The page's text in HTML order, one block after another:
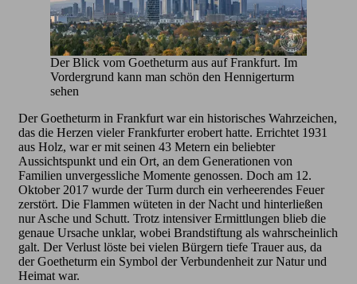
Der Blick vom Goetheturm aus auf Frankfurt. Im
Vordergrund kann man schön den Hennigerturm
sehen
Der Goetheturm in Frankfurt war ein historisches Wahrzeichen,
das die Herzen vieler Frankfurter erobert hatte. Errichtet 1931
aus Holz, war er mit seinen 43 Metern ein beliebter
Aussichtspunkt und ein Ort, an dem Generationen von
Familien unvergessliche Momente genossen. Doch am 12.
Oktober 2017 wurde der Turm durch ein verheerendes Feuer
zerstört. Die Flammen wüteten in der Nacht und hinterließen
nur Asche und Schutt. Trotz intensiver Ermittlungen blieb die
genaue Ursache unklar, wobei Brandstiftung als wahrscheinlich
galt. Der Verlust löste bei vielen Bürgern tiefe Trauer aus, da
der Goetheturm ein Symbol der Verbundenheit zur Natur und
Heimat war.